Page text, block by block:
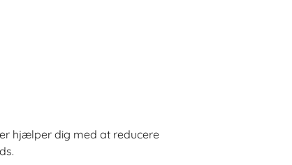
hjælper dig med at reducere